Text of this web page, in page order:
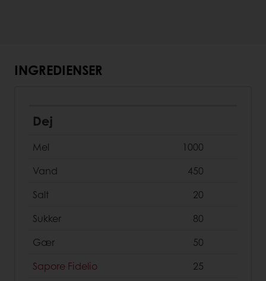
INGREDIENSER
Dej
Mel
1000
Vand
450
Salt
20
Sukker
80
Gær
50
Sapore Fidelio
25